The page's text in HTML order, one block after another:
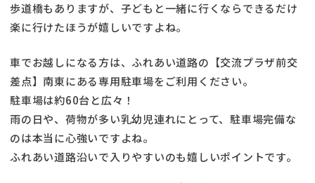
歩道橋もありますが、子どもと一緒に行くならできるだけ
楽に行けたほうが嬉しいですよね。
車でお越しになる方は、ふれあい道路の【交流プラザ前交
差点】南東にある専用駐車場をご利用ください。
駐車場は約60台と広々！
雨の日や、荷物が多い乳幼児連れにとって、駐車場完備な
のは本当に心強いですよね。
ふれあい道路沿いで入りやすいのも嬉しいポイントです。